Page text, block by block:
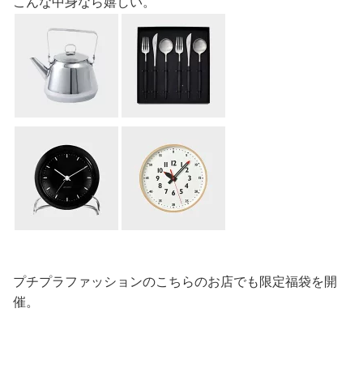
プチプラファッションのこちらのお店でも限定福袋を開
催。